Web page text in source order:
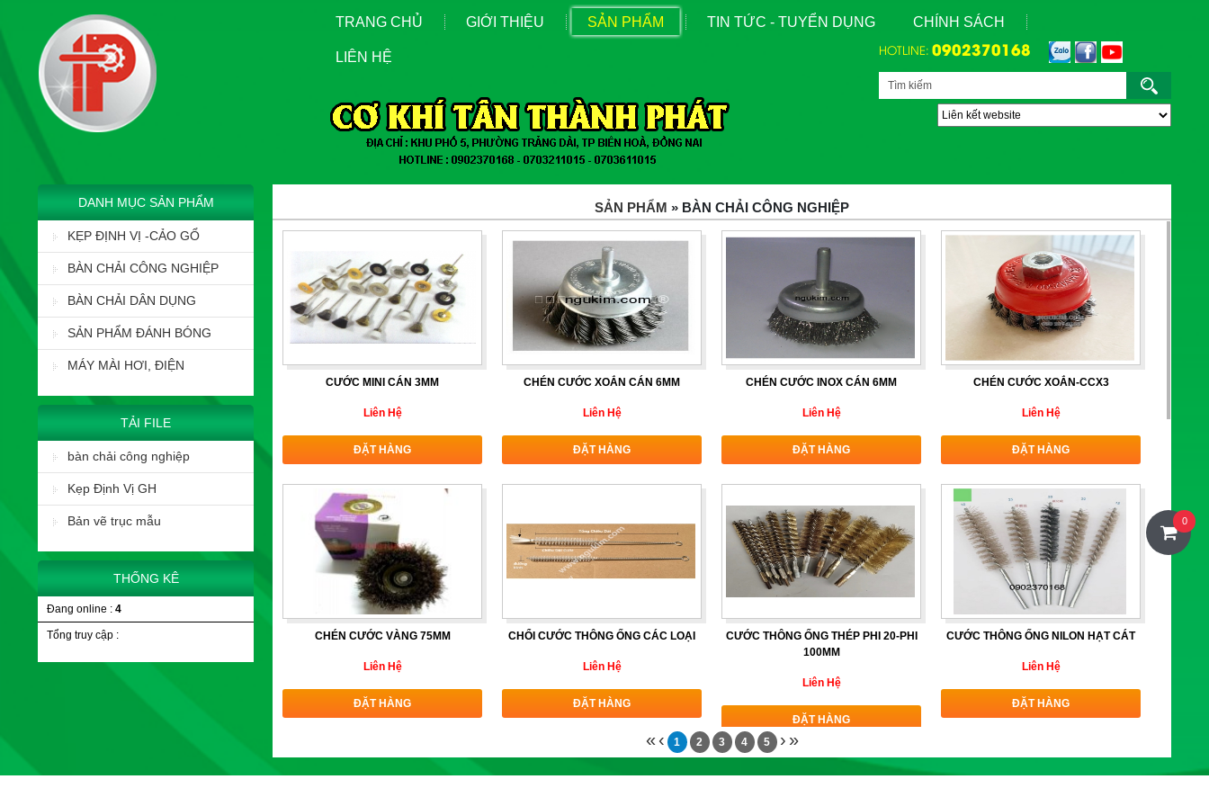
TRANG CHỦ GIỚI THIỆU SẢN PHẨM TIN TỨC - TUYỂN DỤNG CHÍNH SÁCH
LIÊN HỆ HOTLINE: 0902370168
DANH MỤC SẢN PHẨM
KẸP ĐỊNH VỊ -CẢO GỔ
BÀN CHẢI CÔNG NGHIỆP
BÀN CHẢI DÂN DỤNG
SẢN PHẨM ĐÁNH BÓNG
MÁY MÀI HƠI, ĐIỆN
TẢI FILE
bàn chải công nghiệp
Kẹp Định Vị GH
Bản vẽ trục mẫu
THỐNG KÊ
Đang online : 4
Tổng truy cập :
SẢN PHẨM » BÀN CHẢI CÔNG NGHIỆP
CƯỚC MINI CÁN 3MM
Liên Hệ
ĐẶT HÀNG
CHÉN CƯỚC XOẮN CÁN 6MM
Liên Hệ
ĐẶT HÀNG
CHÉN CƯỚC INOX CÁN 6MM
Liên Hệ
ĐẶT HÀNG
CHÉN CƯỚC XOẮN-CCX3
Liên Hệ
ĐẶT HÀNG
CHÉN CƯỚC VÀNG 75MM
Liên Hệ
ĐẶT HÀNG
CHỔI CƯỚC THÔNG ỐNG CÁC LOẠI
Liên Hệ
ĐẶT HÀNG
CƯỚC THÔNG ỐNG THÉP PHI 20-PHI
100MM
Liên Hệ
ĐẶT HÀNG
CƯỚC THÔNG ỐNG NILON HẠT CÁT
Liên Hệ
ĐẶT HÀNG
« ‹ 1 2 3 4 5 › »
0